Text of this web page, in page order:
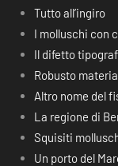
Tutto all’ingiro
I molluschi con
Il difetto
Robusto
Altro nome del
La regione di
Squisiti
Un porto del